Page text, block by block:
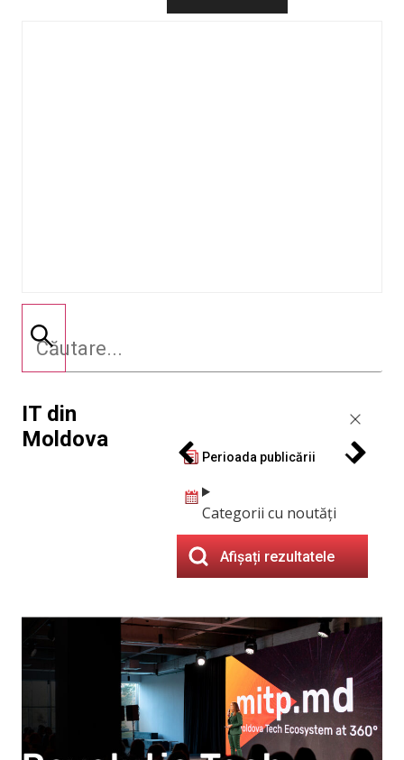
IT din
Moldova
Perioada publicării
Categorii cu noutăți
Afișați rezultatele